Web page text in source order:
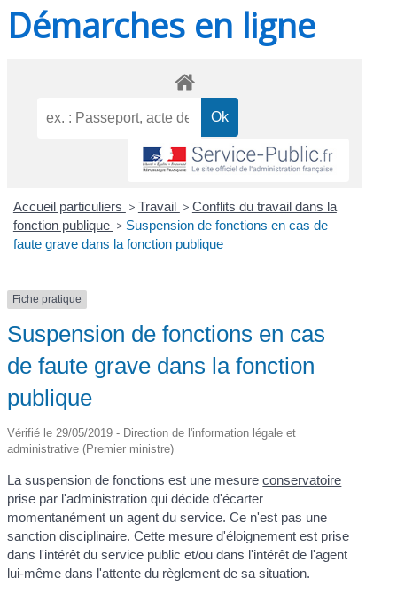
Démarches en ligne
Accueil particuliers > Travail > Conflits du travail dans la
fonction publique > Suspension de fonctions en cas de
faute grave dans la fonction publique
Fiche pratique
Suspension de fonctions en cas
de faute grave dans la fonction
publique
Vérifié le 29/05/2019 - Direction de l'information légale et
administrative (Premier ministre)
La suspension de fonctions est une mesureconservatoire
prise par l'administration qui décide d'écarter
momentanément un agent du service. Ce n'est pas une
sanction disciplinaire. Cette mesure d'éloignement est prise
dans l'intérêt du service public et/ou dans l'intérêt de l'agent
lui-même dans l'attente du règlement de sa situation.